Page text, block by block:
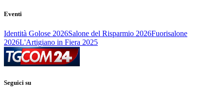
Eventi
Identità Golose 2026Salone del Risparmio 2026Fuorisalone
2026L'Artigiano in Fiera 2025
Seguici su